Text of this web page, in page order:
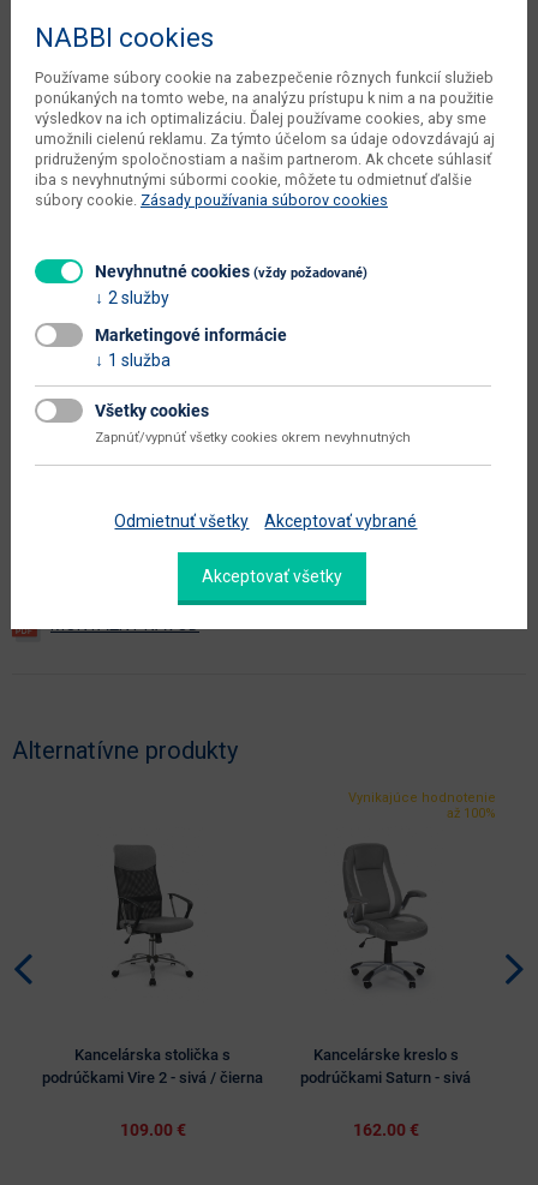
kusov v balení dodávateľa
váha s obalom dodávateľa 11.5 kg
dodávateľa
0.1204 m3
čistá váha dodávateľa 11 kg
výška od - do (cm) 104 - 114
výška sedadla (cm)
výška sedadla - väčšia (cm)
výška sedadla od - do (cm)
v demonte
Zobraziť ďalšie parametre
Dokumenty na stiahnutie:
Alternatívne produkty
Kancelárska stolička s
podrúčkami Vire 2 - sivá / čierna
109.00 €
Vynikajúce hodnotenie
až 100%
Kancelárske kreslo s
podrúčkami Saturn - sivá
162.00 €
NABBI cookies
Používame súbory cookie na zabezpečenie rôznych funkcií služieb
ponúkaných na tomto webe, na analýzu prístupu k nim a na použitie
výsledkov na ich optimalizáciu. Ďalej používame cookies, aby sme
umožnili cielenú reklamu. Za týmto účelom sa údaje odovzdávajú aj
pridruženým spoločnostiam a našim partnerom. Ak chcete súhlasiť
iba s nevyhnutnými súbormi cookie, môžete tu odmietnuť ďalšie
súbory cookie. Zásady používania súborov cookies
Nevyhnutné cookies (vždy požadované)
2 služby
Marketingové informácie
1 služba
Všetky cookies
Zapnúť/vypnúť všetky cookies okrem nevyhnutných
Odmietnuť všetky Akceptovať vybrané
Akceptovať všetky